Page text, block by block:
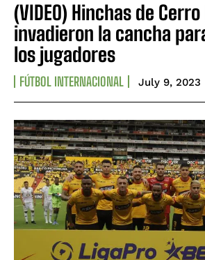
(VIDEO) Hinchas de
invadieron la cancha
los jugadores
FÚTBOL INTERNACIONAL July 9, 2023